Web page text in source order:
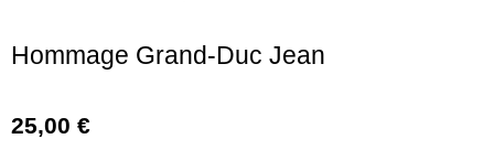
Hommage Grand-Duc Jean
25,00 €